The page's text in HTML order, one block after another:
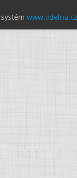
www.jidelna.cz